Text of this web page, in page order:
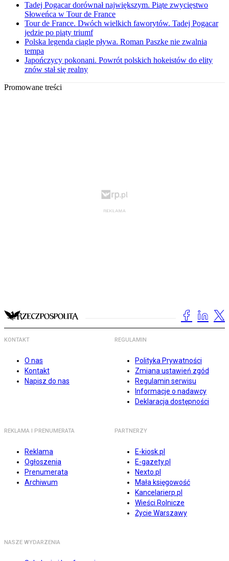
Tadej Pogacar dorównał największym. Piąte zwycięstwo
Słoweńca w Tour de France
Tour de France. Dwóch wielkich faworytów. Tadej Pogacar
jedzie po piąty triumf
Polska legenda ciągle pływa. Roman Paszke nie zwalnia
tempa
Japończycy pokonani. Powrót polskich hokeistów do elity
znów stał się realny
Promowane treści
KONTAKT
O nas
Kontakt
Napisz do nas
REGULAMIN
Polityka Prywatności
Zmiana ustawień zgód
Regulamin serwisu
Informacje o nadawcy
Deklaracja dostępności
REKLAMA I PRENUMERATA
Reklama
Ogłoszenia
Prenumerata
Archiwum
PARTNERZY
E-kiosk.pl
E-gazety.pl
Nexto.pl
Mała księgowość
Kancelarierp.pl
Wieści Rolnicze
Życie Warszawy
NASZE WYDARZENIA